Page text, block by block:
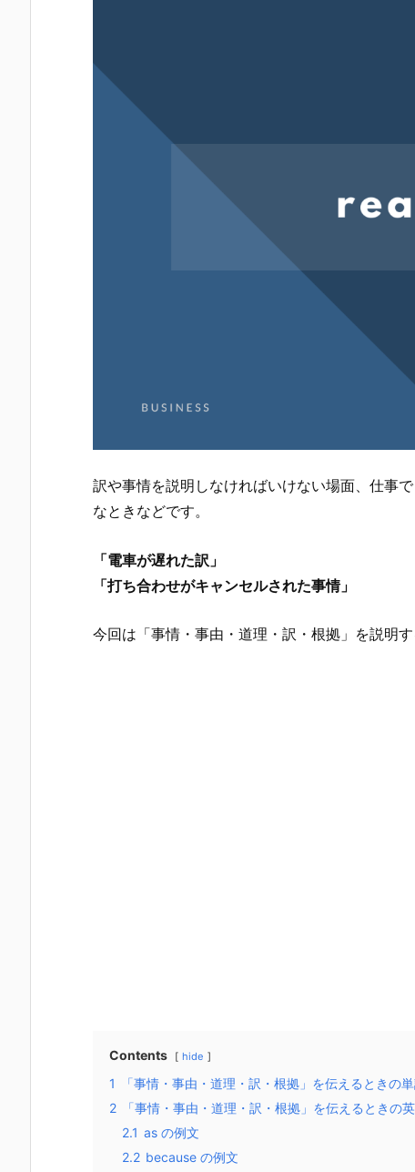
訳や事情を説明しなければいけない場面、仕事
なときなどです。
「電車が遅れた訳」
「打ち合わせがキャンセルされた事情」
今回は「事情・事由・道理・訳・根拠」を説明
Contents hide
1
「事情・事由・道理・訳・根拠」を伝えるときの
2
「事情・事由・道理・訳・根拠」を伝えるときの
2.1 as の例文
2.2 because の例文